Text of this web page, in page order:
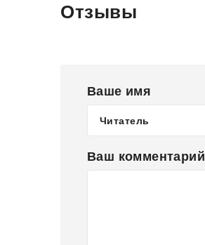
Отзывы
Ваше имя
Ваш комментарий